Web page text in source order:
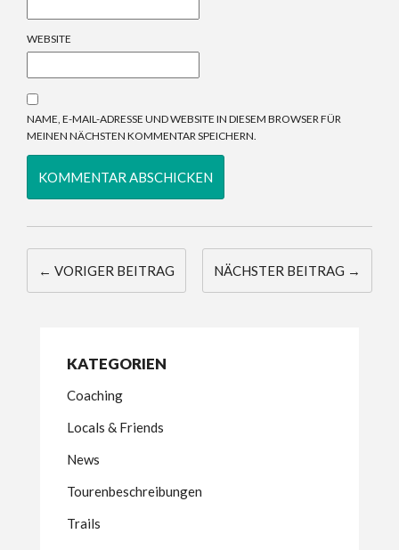
WEBSITE
NAME, E-MAIL-ADRESSE UND WEBSITE IN DIESEM BROWSER FÜR
MEINEN NÄCHSTEN KOMMENTAR SPEICHERN.
← VORIGER BEITRAG NÄCHSTER BEITRAG →
KATEGORIEN
Coaching
Locals & Friends
News
Tourenbeschreibungen
Trails